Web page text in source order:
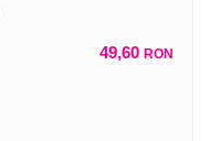
49,60 RON